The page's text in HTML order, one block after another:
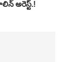
అరెస్ట్.!